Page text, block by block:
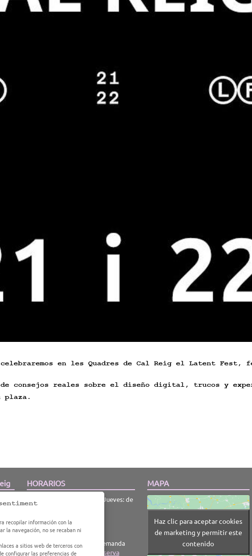
recopilar información con la
la navegación, no se recaban ni
a sitios web de terceros con
configurar las preferencias de
en les Quadres de Cal Reig el Latent Fest,
de consejos reales sobre el diseño digital, trucos y
plaza.
HORARIOS
Lunes, Martes, Miércoles y Jueves: de
17h a 00h
Sábados: de 11h a 00:30h
Domingos: de 11h a 18h
Mediodías: abrimos bajo demanda
Festivos:consúltanos y reserva
MAPA
Haz clic para aceptar cookies
de marketing y permitir este
contenido